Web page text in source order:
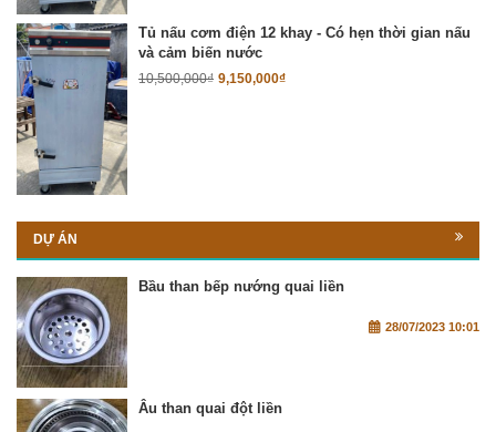
Tủ nấu cơm điện 12 khay - Có hẹn thời gian nấu
và cảm biến nước
10,500,000₫ 9,150,000₫
DỰ ÁN
Bầu than bếp nướng quai liền
28/07/2023 10:01
Âu than quai đột liền